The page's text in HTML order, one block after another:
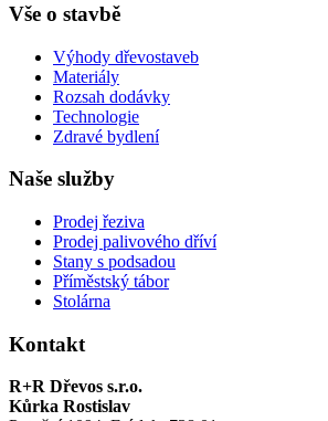
Vše o stavbě
Výhody dřevostaveb
Materiály
Rozsah dodávky
Technologie
Zdravé bydlení
Naše služby
Prodej řeziva
Prodej palivového dříví
Stany s podsadou
Příměstský tábor
Stolárna
Kontakt
R+R Dřevos s.r.o.
Kůrka Rostislav